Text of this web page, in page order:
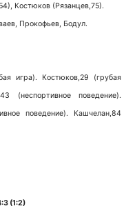
Костюков (Рязанцев,75).
Прокофьев, Бодул.
игра). Костюков,29 (грубая
(неспортивное поведение).
поведение). Кашчелан,84
(1:2)